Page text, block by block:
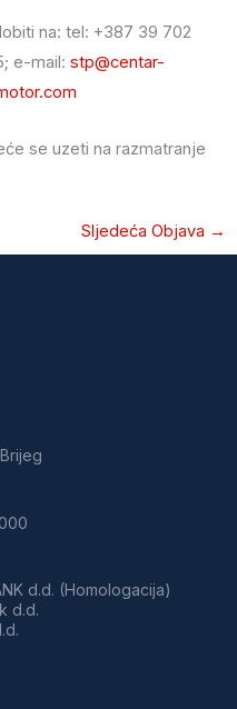
na: tel: +387 39 702
e-mail:stp@centar-
se uzeti na razmatranje
Sljedeća Objava →
d.d. (Homologacija)
d.d.